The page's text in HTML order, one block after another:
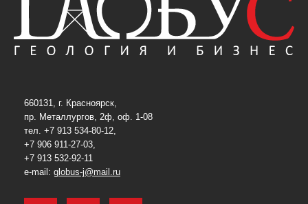
660131, г. Красноярск,
пр. Металлургов, 2ф, оф. 1-08
тел. +7 913 534-80-12,
+7 906 911-27-03,
+7 913 532-92-11
e-mail: globus-j@mail.ru